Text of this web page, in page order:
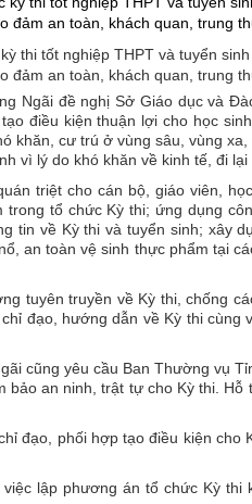
thi tốt nghiệp THPT và tuyển
đảm an toàn, khách quan, trung
Ngãi đề nghị Sở Giáo dục và
điều kiện thuận lợi cho học
khăn, cư trú ở vùng sâu, vùng
vì lý do khó khăn về kinh tế, đi
triệt cho cán bộ, giáo viên,
tổ chức Kỳ thi; ứng dụng
tin về Kỳ thi và tuyển sinh; xây
an toàn vệ sinh thực phẩm tại
tuyên truyền về Kỳ thi, chống
đạo, hướng dẫn về Kỳ thi cùng
cũng yêu cầu Ban Thường vụ
an ninh, trật tự cho Kỳ thi.
đạo, phối hợp tạo điều kiện cho
lập phương án tổ chức Kỳ